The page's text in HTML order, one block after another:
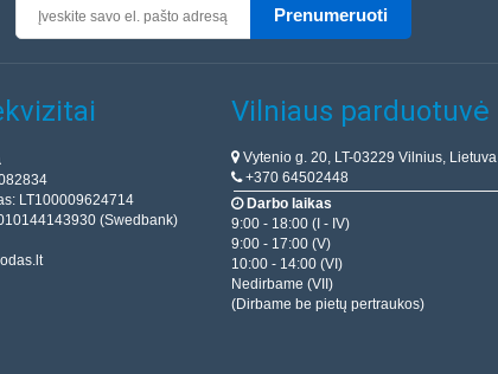
Prenumeruoti
LT100009624714
(Swedbank)
Vilniaus parduotuvė
Vytenio g. 20, LT-03229 Vilnius, Lietuva
+370 64502448
Darbo laikas
9:00 - 18:00 (I - IV)
9:00 - 17:00 (V)
10:00 - 14:00 (VI)
Nedirbame (VII)
(Dirbame be pietų pertraukos)